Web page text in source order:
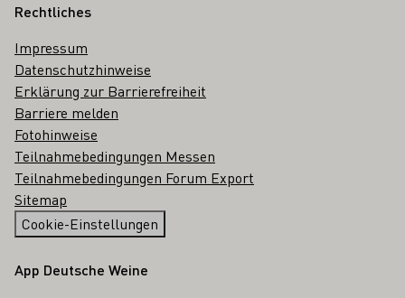
Rechtliches
Impressum
Datenschutzhinweise
Erklärung zur Barrierefreiheit
Barriere melden
Fotohinweise
Teilnahmebedingungen Messen
Teilnahmebedingungen Forum Export
Sitemap
Cookie-Einstellungen
App Deutsche Weine